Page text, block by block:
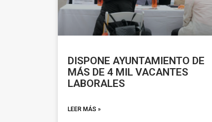
DISPONE AYUNTAMIENTO DE
MÁS DE 4 MIL VACANTES
LABORALES
LEER MÁS »